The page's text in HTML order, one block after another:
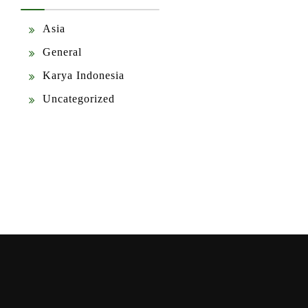
Asia
General
Karya Indonesia
Uncategorized